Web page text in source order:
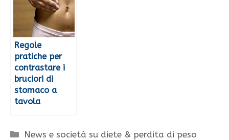
Regole
pratiche per
contrastare i
bruciori di
stomaco a
tavola
Categorie
News e società su diete & perdita di peso